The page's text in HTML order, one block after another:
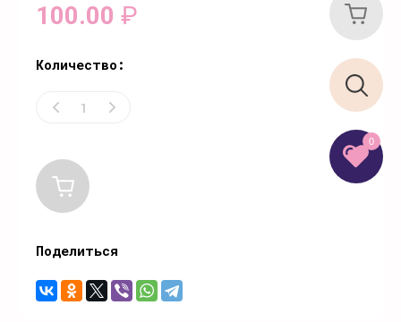
0
100.00 ₽
Количество:
Поделиться